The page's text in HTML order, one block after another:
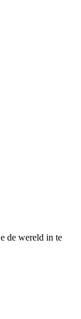
de wereld in te